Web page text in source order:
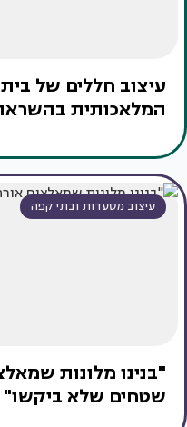
עיצוב חללים של בית
המלאכותית
עיצוב מסעדות ובתי קפה
"בנינו מלונות
שטחים שלא ביקשו"